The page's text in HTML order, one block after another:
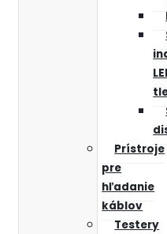
Prístroje
pre
hľadanie
káblov
Testery